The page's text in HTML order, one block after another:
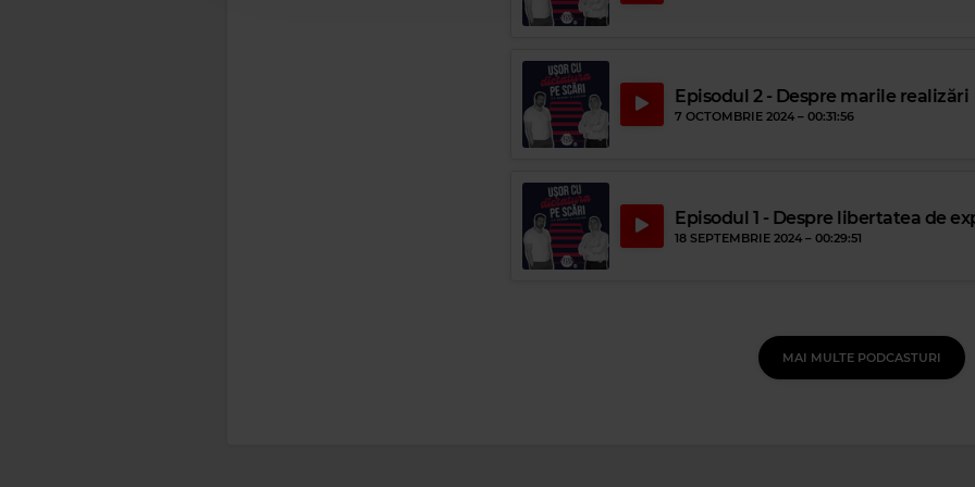
Episodul 2 - Despre marile realizări
7 OCTOMBRIE 2024 – 00:31:56
Episodul 1 - Despre libertatea de
18 SEPTEMBRIE 2024 – 00:29:51
MAI MULTE PODCASTURI